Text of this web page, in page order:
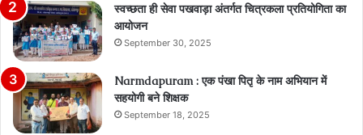
स्वच्छता ही सेवा पखवाड़ा अंतर्गत चित्रकला प्रतियोगिता का
आयोजन
September 30, 2025
Narmdapuram : एक पंखा पितृ के नाम अभियान में
सहयोगी बने शिक्षक
September 18, 2025